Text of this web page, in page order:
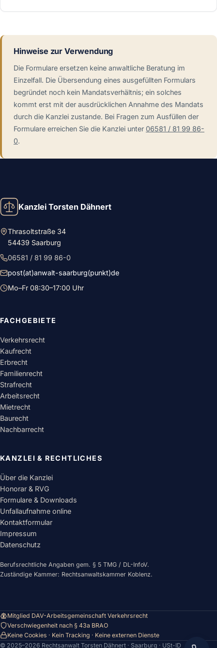
Hinweise zur Verwendung
Die Formulare ersetzen keine anwaltliche Beratung im
Einzelfall. Die Übersendung eines ausgefüllten Formulars
begründet noch kein Mandatsverhältnis; ein solches
kommt erst mit der ausdrücklichen Annahme des Mandats
durch die Kanzlei zustande. Bei Fragen zum Ausfüllen der
Formulare erreichen Sie die Kanzlei unter 06581 / 81 99 86-
0.
Kanzlei Torsten Dähnert
Thrasoltstraße 34
54439 Saarburg
06581 / 81 99 86-0
post(at)anwalt-saarburg(punkt)de
Mo–Fr 08:30–17:00 Uhr
FACHGEBIETE
Verkehrsrecht
Kaufrecht
Erbrecht
Familienrecht
Strafrecht
Arbeitsrecht
Mietrecht
Baurecht
Nachbarrecht
KANZLEI & RECHTLICHES
Über die Kanzlei
Honorar & RVG
Formulare & Downloads
Unfallaufnahme online
Kontaktformular
Impressum
Datenschutz
Berufsrechtliche Angaben gem. § 5 TMG / DL-InfoV.
Zuständige Kammer: Rechtsanwaltskammer Koblenz.
Mitglied DAV-Arbeitsgemeinschaft Verkehrsrecht
Verschwiegenheit nach § 43a BRAO
Keine Cookies · Kein Tracking · Keine externen Dienste
© 2025–2026 Rechtsanwalt Torsten Dähnert · Saarburg · USt-ID